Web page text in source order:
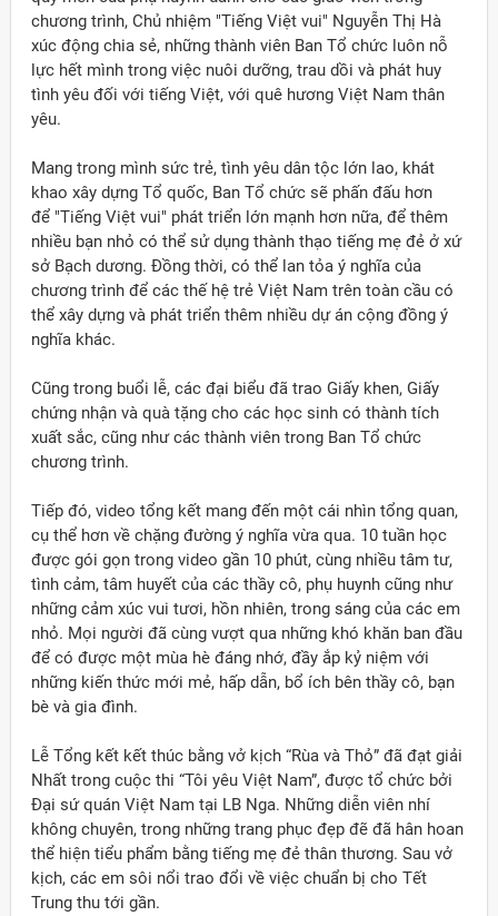
chương trình, Chủ nhiệm "Tiếng Việt vui" Nguyễn Thị Hà
xúc động chia sẻ, những thành viên Ban Tổ chức luôn nỗ
lực hết mình trong việc nuôi dưỡng, trau dồi và phát huy
tình yêu đối với tiếng Việt, với quê hương Việt Nam thân
yêu.
Mang trong mình sức trẻ, tình yêu dân tộc lớn lao, khát
khao xây dựng Tổ quốc, Ban Tổ chức sẽ phấn đấu hơn
để "Tiếng Việt vui" phát triển lớn mạnh hơn nữa, để thêm
nhiều bạn nhỏ có thể sử dụng thành thạo tiếng mẹ đẻ ở xứ
sở Bạch dương. Đồng thời, có thể lan tỏa ý nghĩa của
chương trình để các thế hệ trẻ Việt Nam trên toàn cầu có
thể xây dựng và phát triển thêm nhiều dự án cộng đồng ý
nghĩa khác.
Cũng trong buổi lễ, các đại biểu đã trao Giấy khen, Giấy
chứng nhận và quà tặng cho các học sinh có thành tích
xuất sắc, cũng như các thành viên trong Ban Tổ chức
chương trình.
Tiếp đó, video tổng kết mang đến một cái nhìn tổng quan,
cụ thể hơn về chặng đường ý nghĩa vừa qua. 10 tuần học
được gói gọn trong video gần 10 phút, cùng nhiều tâm tư,
tình cảm, tâm huyết của các thầy cô, phụ huynh cũng như
những cảm xúc vui tươi, hồn nhiên, trong sáng của các em
nhỏ. Mọi người đã cùng vượt qua những khó khăn ban đầu
để có được một mùa hè đáng nhớ, đầy ắp kỷ niệm với
những kiến thức mới mẻ, hấp dẫn, bổ ích bên thầy cô, bạn
bè và gia đình.
Lễ Tổng kết kết thúc bằng vở kịch “Rùa và Thỏ” đã đạt giải
Nhất trong cuộc thi “Tôi yêu Việt Nam”, được tổ chức bởi
Đại sứ quán Việt Nam tại LB Nga. Những diễn viên nhí
không chuyên, trong những trang phục đẹp đẽ đã hân hoan
thể hiện tiểu phẩm bằng tiếng mẹ đẻ thân thương. Sau vở
kịch, các em sôi nổi trao đổi về việc chuẩn bị cho Tết
Trung thu tới gần.